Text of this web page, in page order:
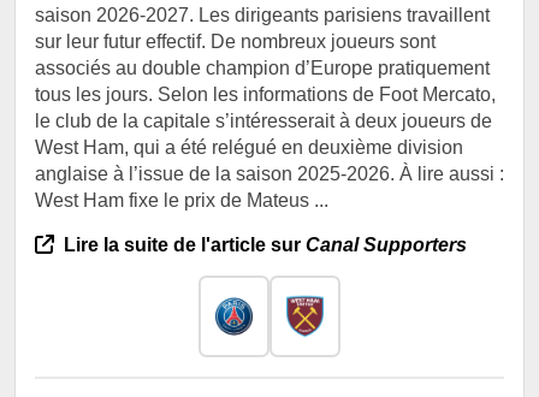
saison 2026-2027. Les dirigeants parisiens travaillent
sur leur futur effectif. De nombreux joueurs sont
associés au double champion d’Europe pratiquement
tous les jours. Selon les informations de Foot Mercato,
le club de la capitale s’intéresserait à deux joueurs de
West Ham, qui a été relégué en deuxième division
anglaise à l’issue de la saison 2025-2026. À lire aussi :
West Ham fixe le prix de Mateus ...
Lire la suite de l'article sur Canal Supporters